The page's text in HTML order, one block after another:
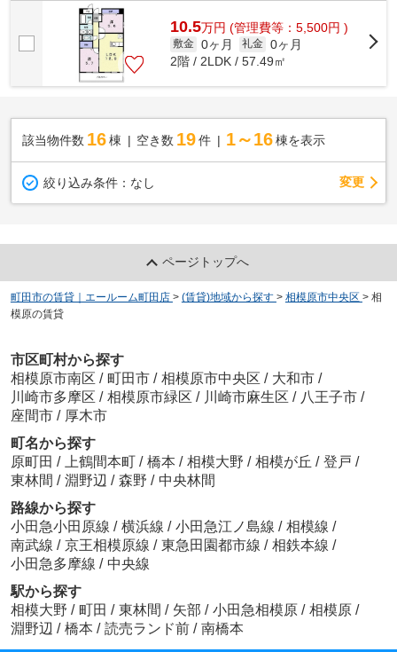
客様へ提供しております！最新の情報...
10.5万円 (管理費等：5,500円 )
敷金 0ヶ月 礼金 0ヶ月
2階 / 2LDK / 57.49㎡
該当物件数 16棟 空き数 19 件 1～16 棟を表示
絞り込み条件： なし 変更
ページトップへ
町田市の賃貸｜エールーム町田店 > (賃貸)地域から探す > 相模原市中央区 > 相
模原の賃貸
市区町村から探す
相模原市南区 / 町田市 / 相模原市中央区 / 大和市 /
川崎市多摩区 / 相模原市緑区 / 川崎市麻生区 / 八王子市 /
座間市 / 厚木市
町名から探す
原町田 / 上鶴間本町 / 橋本 / 相模大野 / 相模が丘 / 登戸 /
東林間 / 淵野辺 / 森野 / 中央林間
路線から探す
小田急小田原線 / 横浜線 / 小田急江ノ島線 / 相模線 /
南武線 / 京王相模原線 / 東急田園都市線 / 相鉄本線 /
小田急多摩線 / 中央線
駅から探す
相模大野 / 町田 / 東林間 / 矢部 / 小田急相模原 / 相模原 /
淵野辺 / 橋本 / 読売ランド前 / 南橋本